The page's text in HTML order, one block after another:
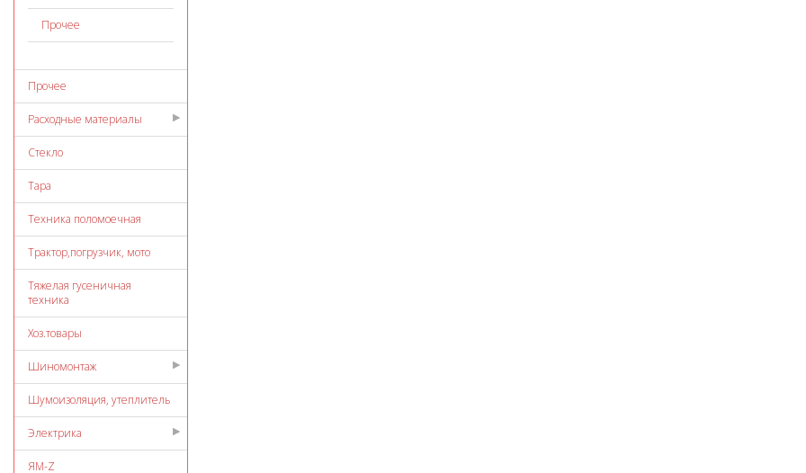
Прочее
Прочее
Расходные материалы
Стекло
Тара
Техника поломоечная
Трактор,погрузчик, мото
Тяжелая гусеничная
техника
Хоз.товары
Шиномонтаж
Шумоизоляция, утеплитель
Электрика
ЯМ-Z